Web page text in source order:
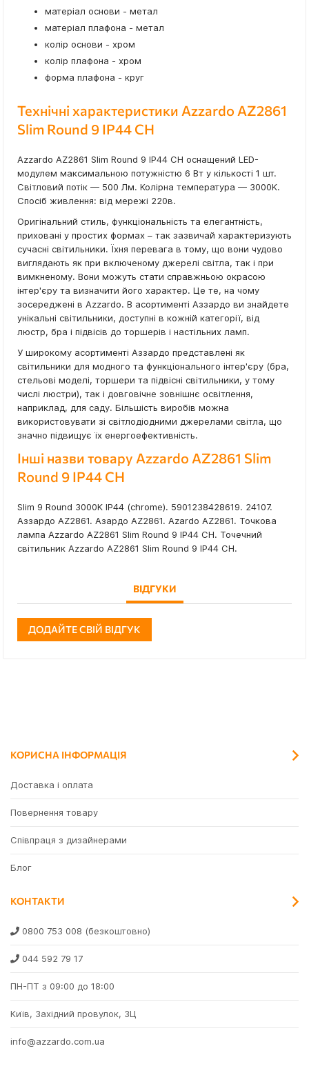
матеріал основи - метал
матеріал плафона - метал
колір основи - хром
колір плафона - хром
форма плафона - круг
Технічні характеристики Azzardo AZ2861
Slim Round 9 IP44 CH
Azzardo AZ2861 Slim Round 9 IP44 CH оснащений LED-
модулем максимальною потужністю 6 Вт у кількості 1 шт.
Світловий потік — 500 Лм. Колірна температура — 3000K.
Спосіб живлення: від мережі 220в.
Оригінальний стиль, функціональність та елегантність,
приховані у простих формах – так зазвичай характеризують
сучасні світильники. Їхня перевага в тому, що вони чудово
виглядають як при включеному джерелі світла, так і при
вимкненому. Вони можуть стати справжньою окрасою
інтер'єру та визначити його характер. Це те, на чому
зосереджені в Azzardo. В асортименті Аззардо ви знайдете
унікальні світильники, доступні в кожній категорії, від
люстр, бра і підвісів до торшерів і настільних ламп.
У широкому асортименті Аззардо представлені як
світильники для модного та функціонального інтер'єру (бра,
стельові моделі, торшери та підвісні світильники, у тому
числі люстри), так і довговічне зовнішнє освітлення,
наприклад, для саду. Більшість виробів можна
використовувати зі світлодіодними джерелами світла, що
значно підвищує їх енергоефективність.
Інші назви товару Azzardo AZ2861 Slim
Round 9 IP44 CH
Slim 9 Round 3000K IP44 (chrome). 5901238428619. 24107.
Аззардо AZ2861. Азардо AZ2861. Azardo AZ2861. Точкова
лампа Azzardo AZ2861 Slim Round 9 IP44 CH. Точечний
світильник Azzardo AZ2861 Slim Round 9 IP44 CH.
ВІДГУКИ
ДОДАЙТЕ СВІЙ ВІДГУК
КОРИСНА ІНФОРМАЦІЯ
Доставка і оплата
Повернення товару
Співпраця з дизайнерами
Блог
КОНТАКТИ
0800 753 008 (безкоштовно)
044 592 79 17
ПН-ПТ з 09:00 до 18:00
Київ, Західний провулок, 3Ц
info@azzardo.com.ua